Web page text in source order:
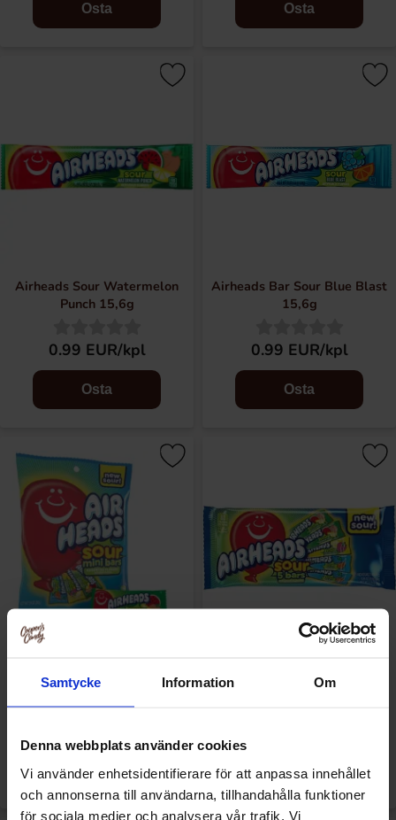
Samtycke Information Om
Denna webbplats använder cookies
Vi använder enhetsidentifierare för att anpassa innehållet
och annonserna till användarna, tillhandahålla funktioner
för sociala medier och analysera vår trafik. Vi
Osta Osta
Airheads Sour Watermelon
Punch 15,6g
0.99 EUR/kpl
Osta
Airheads Bar Sour Blue Blast
15,6g
0.99 EUR/kpl
Osta
Osta
78g(bf:2026-08-31)
Osta